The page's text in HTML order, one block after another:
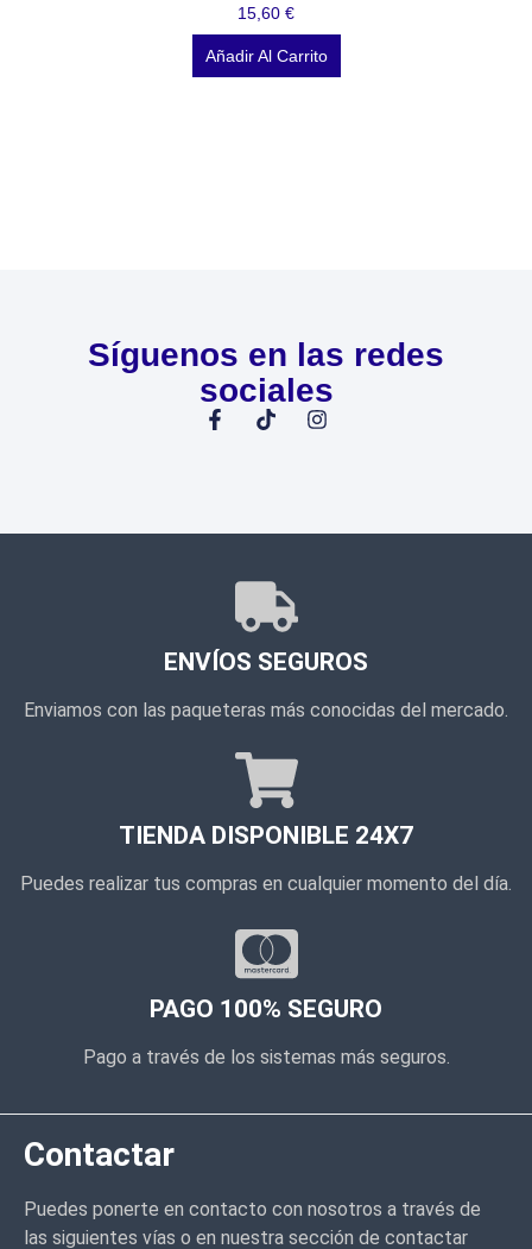
15,60 €
Añadir Al Carrito
Síguenos en las redes
sociales
ENVÍOS SEGUROS
Enviamos con las paqueteras más conocidas del mercado.
TIENDA DISPONIBLE 24X7
Puedes realizar tus compras en cualquier momento del día.
PAGO 100% SEGURO
Pago a través de los sistemas más seguros.
Contactar
Puedes ponerte en contacto con nosotros a través de
las siguientes vías o en nuestra sección de contactar